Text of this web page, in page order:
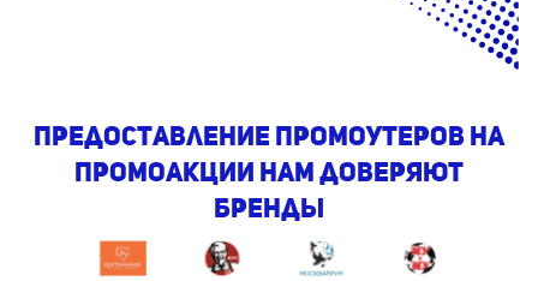
предоставление промоутеров на
промоакции Нам доверяют
бренды